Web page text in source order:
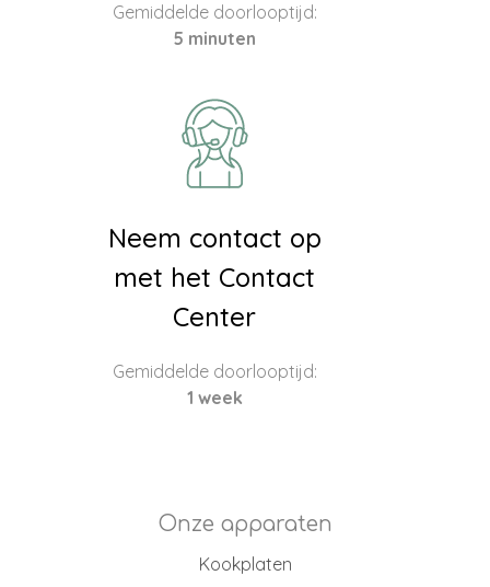
Gemiddelde doorlooptijd:
5 minuten
Neem contact op
met het Contact
Center
Gemiddelde doorlooptijd:
1 week
Onze apparaten
Kookplaten